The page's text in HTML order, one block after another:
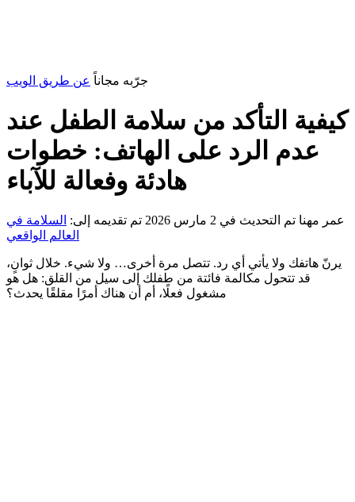
جرّبه مجاناً عن طريق الويب
كيفية التأكد من سلامة الطفل عند
عدم الرد على الهاتف: خطوات
هادئة وفعالة للآباء
عمر مهنا تم التحديث في 2 مارس 2026 تم تقديمه إلى: السلامة في
العالم الواقعي
يرنّ هاتفك ولا يأتي أي رد. تتصل مرة أخرى… ولا شيء. خلال ثوانٍ،
قد تتحول مكالمة فائتة من طفلك إلى سيل من القلق: هل هو
مشغول فعلًا، أم أن هناك أمرًا مقلقًا يحدث؟